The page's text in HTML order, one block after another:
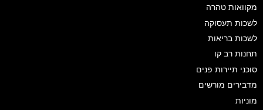
מקוואות טהרה
לשכות תעסוקה
לשכות בריאות
תחנות רב קו
סוכני תיירות פנים
מדבירים מורשים
מוניות